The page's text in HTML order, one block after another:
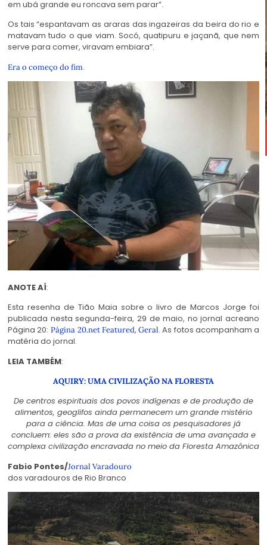
em ubá grande eu roncava sem parar”.
Os tais “espantavam as araras das ingazeiras da beira do rio e
matavam tudo o que viam. Socó, quatipuru e jaçanã, que nem
serve para comer, viravam embiara”.
Era o começo do fim.
ANOTE AÍ:
Esta resenha de Tião Maia sobre o livro de Marcos Jorge foi
publicada nesta segunda-feira, 29 de maio, no jornal acreano
Página 20: Página 20.netFeatured,Geral. As fotos acompanham a
matéria do jornal.
LEIA TAMBÉM:
AQUIRY: UMA CIVILIZAÇÃO NA FLORESTA
De centros espirituais dos povos indígenas e de produção de
alimentos, geoglifos ainda permanecem um grande mistério
para a ciência. Mas de uma coisa os pesquisadores já
concluem: eles são a prova da existência de uma avançada e
complexa civilização encravada no meio da Floresta Amazônica
Fabio Pontes/Jornal Varadouro
dos varadouros de Rio Branco